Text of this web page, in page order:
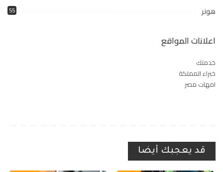
هونر 55
اعلانات المواقع
خدمتك
خبراء المملكة
امهات مصر
قد يعجبك أيضا